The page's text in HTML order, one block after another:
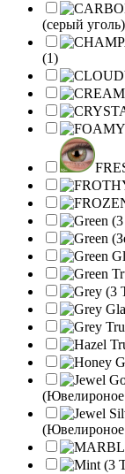
(серый
(1)
(Ювелироное
(Ювелироное